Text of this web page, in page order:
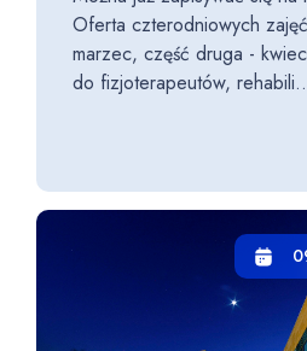
Oferta czterodniowych
marzec, część druga -
do fizjoterapeutów,